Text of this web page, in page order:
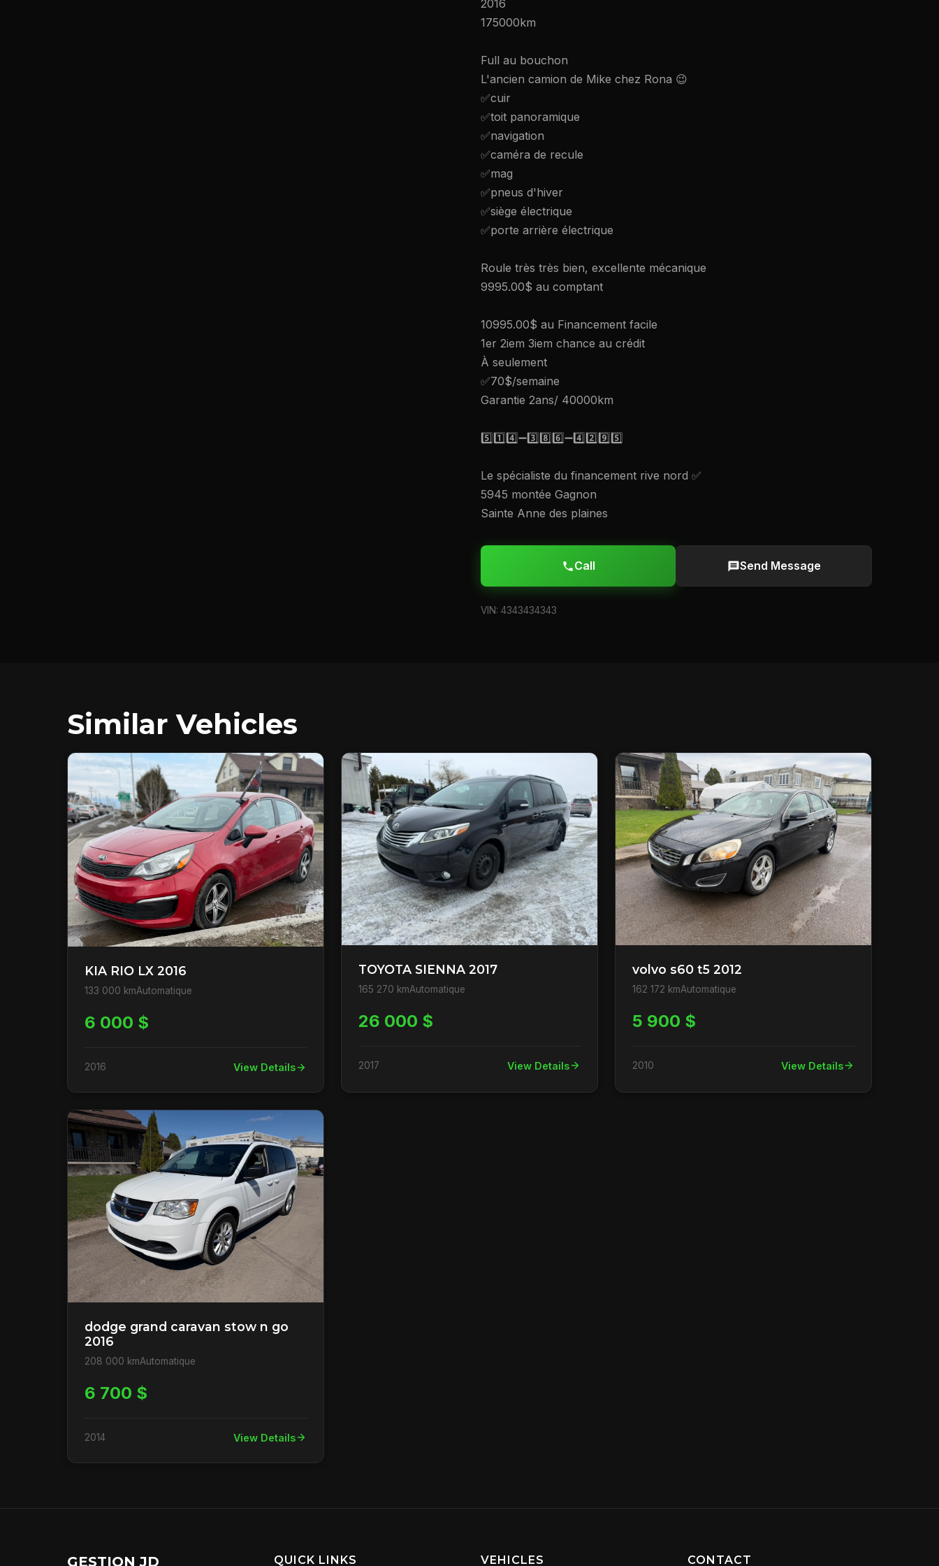
2016
175000km
Full au bouchon
L'ancien camion de Mike chez Rona 😉
✅cuir
✅toit panoramique
✅navigation
✅caméra de recule
✅mag
✅pneus d'hiver
✅siège électrique
✅porte arrière électrique
Roule très très bien, excellente mécanique
9995.00$ au comptant
10995.00$ au Financement facile
1er 2iem 3iem chance au crédit
À seulement
✅70$/semaine
Garantie 2ans/ 40000km
5️⃣1️⃣4️⃣➖3️⃣8️⃣6️⃣➖4️⃣2️⃣9️⃣5️⃣
Le spécialiste du financement rive nord ✅
5945 montée Gagnon
Sainte Anne des plaines
Call Send Message
VIN: 4343434343
Similar Vehicles
KIA RIO LX 2016
133 000 kmAutomatique
6 000 $
2016 View Details
TOYOTA SIENNA 2017
165 270 kmAutomatique
26 000 $
2017 View Details
volvo s60 t5 2012
162 172 kmAutomatique
5 900 $
2010 View Details
dodge grand caravan stow n go
2016
208 000 kmAutomatique
6 700 $
2014 View Details
GESTION JD QUICK LINKS VEHICLES CONTACT